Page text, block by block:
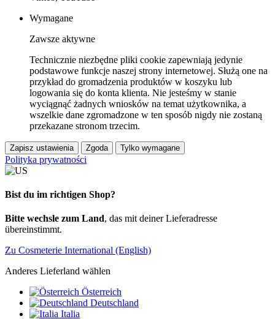
Wymagane
Zawsze aktywne
Technicznie niezbędne pliki cookie zapewniają jedynie
podstawowe funkcje naszej strony internetowej. Służą one na
przykład do gromadzenia produktów w koszyku lub
logowania się do konta klienta. Nie jesteśmy w stanie
wyciągnąć żadnych wniosków na temat użytkownika, a
wszelkie dane zgromadzone w ten sposób nigdy nie zostaną
przekazane stronom trzecim.
Zapisz ustawienia Zgoda Tylko wymagane
Polityka prywatności
Bist du im richtigen Shop?
Bitte wechsle zum Land, das mit deiner Lieferadresse
übereinstimmt.
Zu Cosmeterie International (English)
Anderes Lieferland wählen
Österreich
Deutschland
Italia